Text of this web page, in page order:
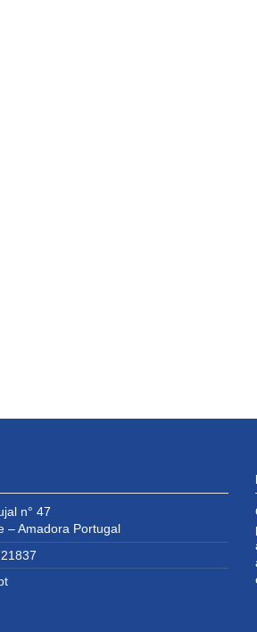
n° 47
– Amadora Portugal